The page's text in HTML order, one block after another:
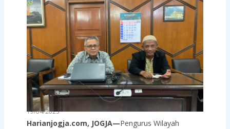
19/04/2023
Harianjogja.com, JOGJA—Pengurus Wilayah